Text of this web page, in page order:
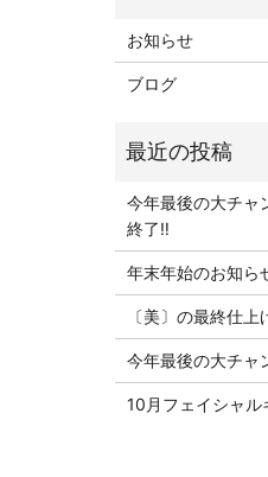
お知らせ
ブログ
今年最後の大チャ
終了‼
年末年始のお知ら
〔美〕の最終仕上
今年最後の大チャ
10月フェイシャル